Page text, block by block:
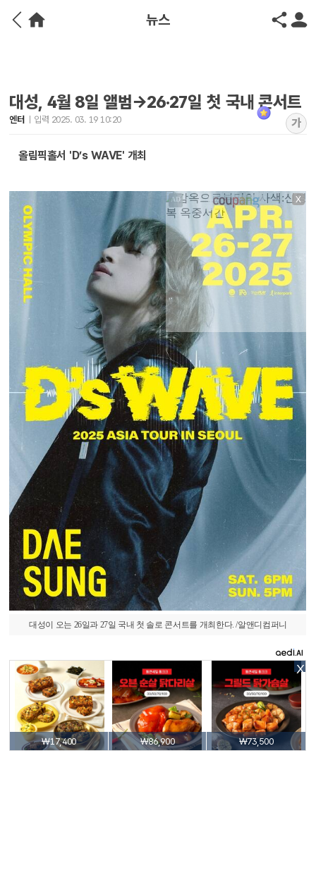
뉴스
대성, 4월 8일 앨범→26·27일 첫 국내 콘서트
엔터 입력 2025. 03. 19 10:20 가
올림픽홀서 'D’s WAVE' 개최
X
대성이 오는 26일과 27일 국내 첫 솔로 콘서트를 개최한다. /알앤디컴퍼니
X
₩17,400 ₩86,900 ₩73,500